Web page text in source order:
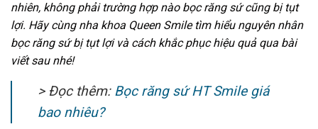
nhiên, không phải trường hợp nào bọc răng sứ cũng bị tụt
lợi. Hãy cùng nha khoa Queen Smile tìm hiểu nguyên nhân
bọc răng sứ bị tụt lợi và cách khắc phục hiệu quả qua bài
viết sau nhé!
> Đọc thêm: Bọc răng sứ HT Smile giá
bao nhiêu?